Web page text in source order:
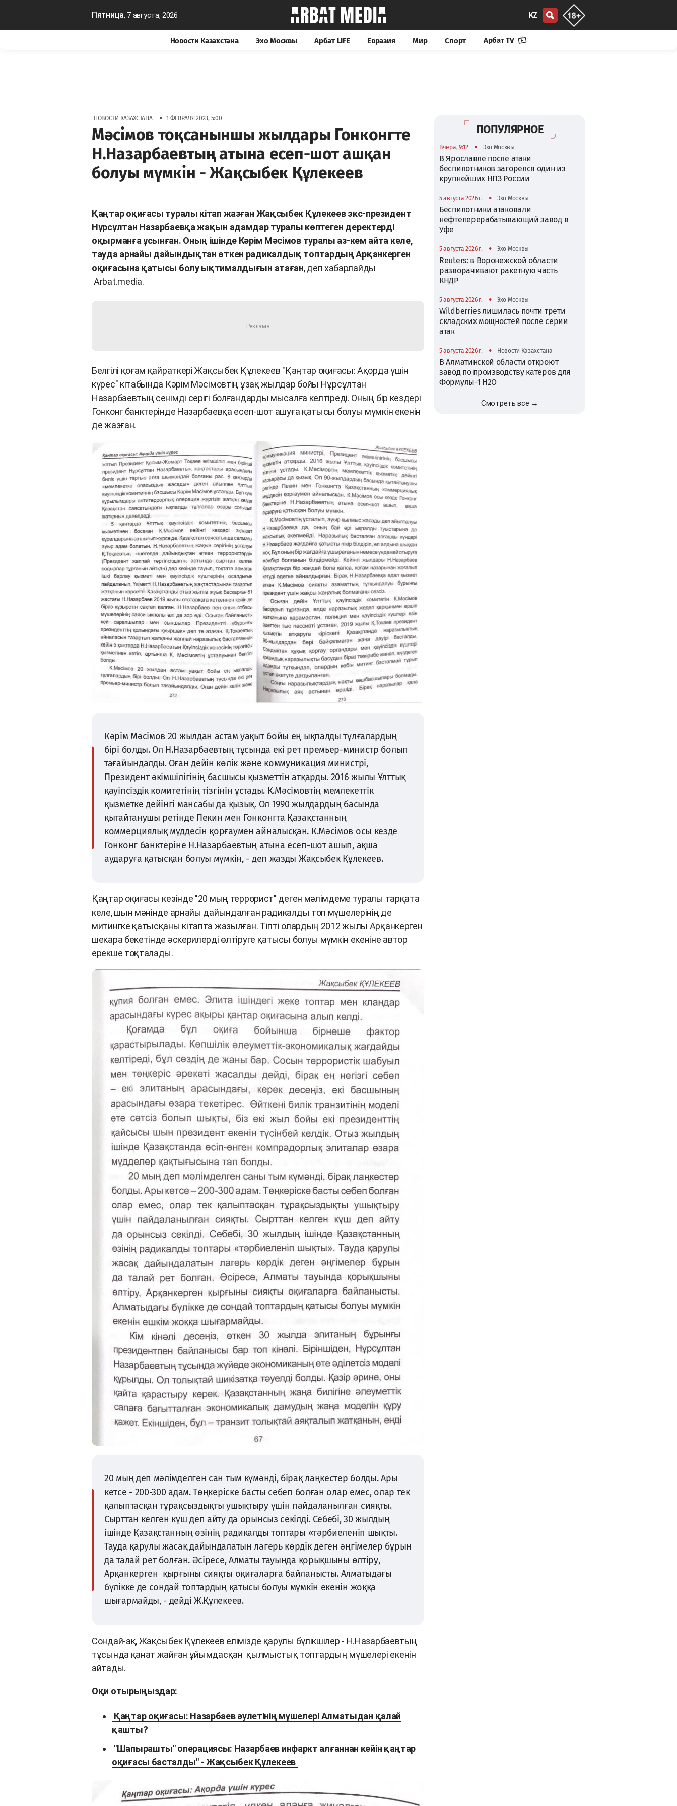
Пятница, 7 августа, 2026 KZ
Новости Казахстана Эхо Москвы Арбат LIFE Евразия Мир Спорт Арбат TV
НОВОСТИ КАЗАХСТАНА • 1 ФЕВРАЛЯ 2023, 5:00
Мәсімов тоқсаныншы жылдары Гонконгте
Н.Назарбаевтың атына есеп-шот ашқан
болуы мүмкін - Жақсыбек Құлекеев
Қаңтар оқиғасы туралы кітап жазған Жақсыбек Құлекеев экс-президент
Нұрсұлтан Назарбаевқа жақын адамдар туралы көптеген деректерді
оқырманға ұсынған. Оның ішінде Кәрім Мәсімов туралы аз-кем айта келе,
тауда арнайы дайындықтан өткен радикалдық топтардың Арқанкерген
оқиғасына қатысы болу ықтималдығын атаған, деп хабарлайды
Arbat.media.
Белгілі қоғам қайраткері Жақсыбек Құлекеев "Қаңтар оқиғасы: Ақорда үшін
күрес" кітабында Кәрім Мәсімовтің ұзақ жылдар бойы Нұрсұлтан
Назарбаевтың сенімді серігі болғандарды мысалға келтіреді. Оның бір кездері
Гонконг банктерінде Назарбаевқа есеп-шот ашуға қатысы болуы мүмкін екенін
де жазған.
Кәрім Мәсімов 20 жылдан астам уақыт бойы ең ықпалды тұлғалардың
бірі болды. Ол Н.Назарбаевтың тұсында екі рет премьер-министр болып
тағайындалды. Оған дейін көлік және коммуникация министрі,
Президент әкімшілігінің басшысы қызметтін атқарды. 2016 жылы Ұлттық
қауіпсіздік комитетінің тізгінін ұстады. К.Мәсімовтің мемлекеттік
қызметке дейінгі мансабы да қызық. Ол 1990 жылдардың басында
қытайтанушы ретінде Пекин мен Гонконгта Қазақстанның
коммерциялық мүддесін қорғаумен айналысқан. К.Мәсімов осы кезде
Гонконг банктеріне Н.Назарбаевтың атына есеп-шот ашып, ақша
аударуға қатысқан болуы мүмкін, - деп жазды Жақсыбек Құлекеев.
Қаңтар оқиғасы кезінде "20 мың террорист" деген мәлімдеме туралы тарқата
келе, шын мәнінде арнайы дайындалған радикалды топ мүшелерінің де
митингке қатысқаны кітапта жазылған. Тіпті олардың 2012 жылы Арқанкерген
шекара бекетінде әскерилерді өлтіруге қатысы болуы мүмкін екеніне автор
ерекше тоқталады.
20 мың деп мәлімделген сан тым күмәнді, бірақ лаңкестер болды. Ары
кетсе - 200-300 адам. Төңкеріске басты себеп болған олар емес, олар тек
қалыптасқан тұрақсыздықты ушықтыру үшін пайдаланылған сияқты.
Сырттан келген күш деп айту да орынсыз секілді. Себебі, 30 жылдың
ішінде Қазақстанның өзінің радикалды топтары «тәрбиеленіп шықты.
Тауда қарулы жасақ дайындалатын лагерь көрдік деген әңгімелер бұрын
да талай рет болған. Әсіресе, Алматы тауында қорықшыны өлтіру,
Арқанкерген қырғыны сияқты оқиғаларға байланысты. Алматыдағы
бүлікке де сондай топтардың қатысы болуы мүмкін екенін жоққа
шығармайды, - дейді Ж.Құлекеев.
Сондай-ақ, Жақсыбек Құлекеев елімізде қарулы бүлікшілер - Н.Назарбаевтың
тұсында қанат жайған ұйымдасқан қылмыстық топтардың мүшелері екенін
айтады.
Оқи отырыңыздар:
Қаңтар оқиғасы: Назарбаев әулетінің мүшелері Алматыдан қалай
қашты?
"Шапырашты" операциясы: Назарбаев инфаркт алғаннан кейін қаңтар
оқиғасы басталды" - Жақсыбек Құлекеев
ПОПУЛЯРНОЕ
Вчера, 9:12 • Эхо Москвы
В Ярославле после атаки
беспилотников загорелся один из
крупнейших НПЗ России
5 августа 2026 г. • Эхо Москвы
Беспилотники атаковали
нефтеперерабатывающий завод в
Уфе
5 августа 2026 г. • Эхо Москвы
Reuters: в Воронежской области
разворачивают ракетную часть
КНДР
5 августа 2026 г. • Эхо Москвы
Wildberries лишилась почти трети
складских мощностей после серии
атак
5 августа 2026 г. • Новости Казахстана
В Алматинской области откроют
завод по производству катеров для
Формулы-1 H2O
Смотреть все →